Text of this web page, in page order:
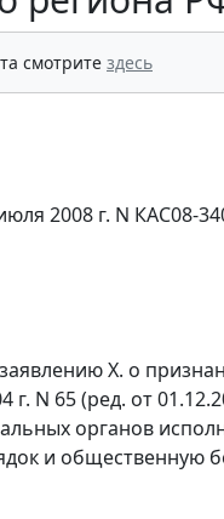
смотрите здесь
2008 г. N КАС08-
Х. о
г. N 65 (ред. от
органов
и общественную